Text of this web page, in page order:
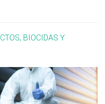
BIOCIDAS Y